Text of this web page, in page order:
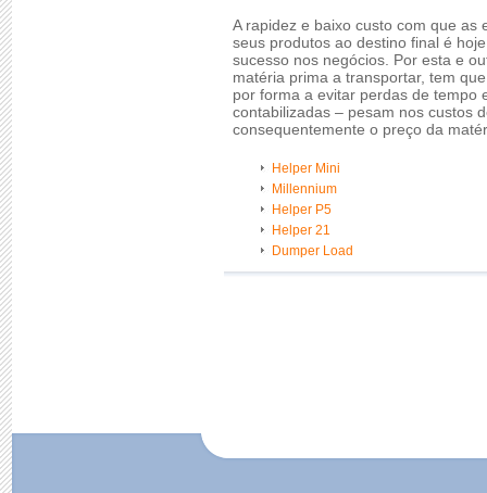
A rapidez e baixo custo com que as
seus produtos ao destino final é
sucesso nos negócios. Por esta e
matéria prima a transportar, tem
por forma a evitar perdas de tempo
contabilizadas – pesam nos custos
consequentemente o preço da
Helper Mini
Millennium
Helper P5
Helper 21
Dumper Load